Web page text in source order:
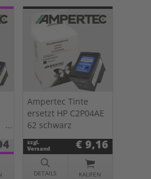
Ampertec Tinte
ersetzt HP C2P04AE
62 schwarz
zzgl.
Versand
€ 9,16
DETAILS KAUFEN